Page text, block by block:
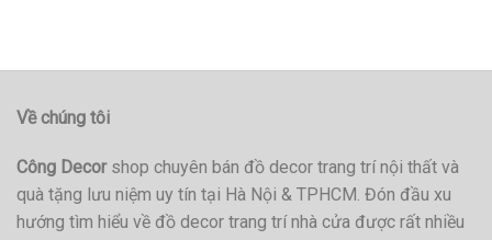
Về chúng tôi
Công Decorshop chuyên bán đồ decor trang trí nội thất và
quà tặng lưu niệm uy tín tại Hà Nội & TPHCM. Đón đầu xu
hướng tìm hiểu về đồ decor trang trí nhà cửa được rất nhiều